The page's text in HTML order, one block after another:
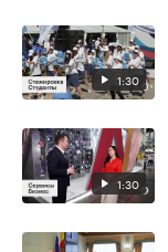
1:30
1:30